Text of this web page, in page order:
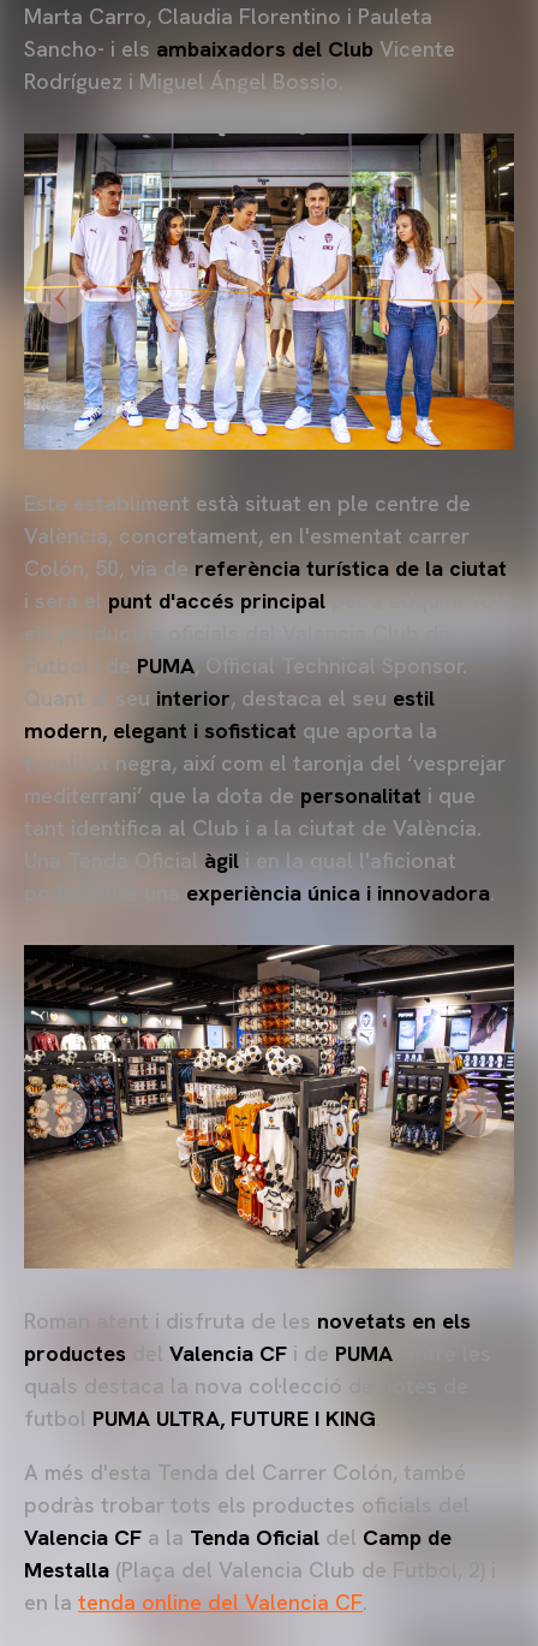
Marta Carro, Claudia Florentino i Pauleta
Sancho- i els ambaixadors del Club Vicente
Rodríguez i Miguel Ángel Bossio.
Este establiment està situat en ple centre de
València, concretament, en l'esmentat carrer
Colón, 50, via de referència turística de la ciutat
i serà el punt d'accés principal
els productes oficials del Valencia Club de
Futbol i de PUMA , Official Technical Sponsor.
Quant al seu interior, destaca el seu estil
modern, elegant i sofisticat que aporta la
tonalitat negra, així com el taronja del ‘vesprejar
mediterrani’ que la dota de personalitat i que
tant identifica al Club i a la ciutat de València.
Una Tenda Oficial àgil i en la qual l'aficionat
experiència única i innovadora.
Roman atent i disfruta de les novetats en els
productes del Valencia CF i de PUMA
quals destaca la nova col·lecció de botes de
futbol PUMA ULTRA, FUTURE I KING
A més d'esta Tenda del Carrer Colón, també
podràs trobar tots els productes oficials del
Valencia CF a la Tenda Oficial del Camp de
Mestalla (Plaça del Valencia Club de Futbol, 2) i
en la tenda online del Valencia CF.